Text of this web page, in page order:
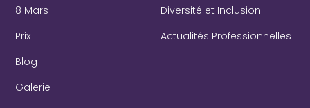
8 Mars
Prix
Blog
Galerie
Diversité et Inclusion
Actualités Professionnelles